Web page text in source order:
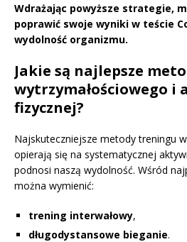
Wdrażając powyższe strategie,
poprawić swoje wyniki w teście
wydolność organizmu.
Jakie są najlepsze
wytrzymałościowego i
fizycznej?
Najskuteczniejsze metody treningu
opierają się na systematycznej
podnosi naszą wydolność. Wśród
można wymienić:
trening interwałowy,
długodystansowe bieganie.